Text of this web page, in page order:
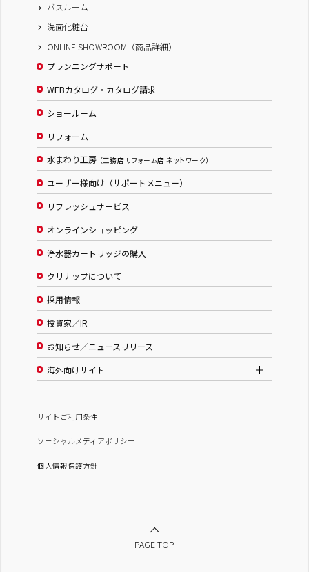
バスルーム
洗面化粧台
ONLINE SHOWROOM（商品詳細）
プランニングサポート
WEBカタログ・カタログ請求
ショールーム
リフォーム
水まわり工房 （工務店 リフォーム店 ネットワーク）
ユーザー様向け（サポートメニュー）
リフレッシュサービス
オンラインショッピング
浄水器カートリッジの購入
クリナップについて
採用情報
投資家／IR
お知らせ／ニュースリリース
海外向けサイト
サイトご利用条件
ソーシャルメディアポリシー
個人情報保護方針
PAGE TOP